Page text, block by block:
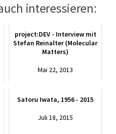
interessieren:
project:DEV - Interview mit
Stefan Reinalter (Molecular
Matters)
Mai 22, 2013
Satoru Iwata, 1956 - 2015
Juli 18, 2015